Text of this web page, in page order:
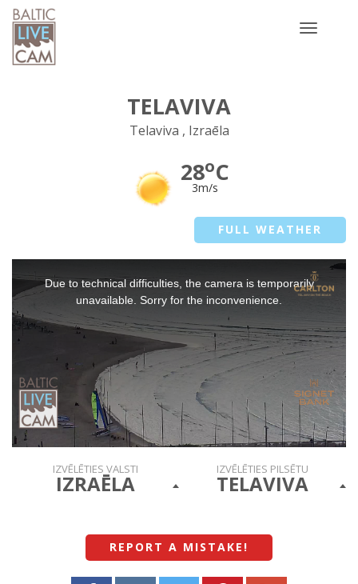
Toggle
TELAVIVA
Telaviva , Izraēla
28oC
3m/s
FULL WEATHER
This
a
modal
window.
Due to technical difficulties, the camera is temporarily
unavailable. Sorry for the inconvenience.
IZVĒLĒTIES VALSTI
IZRAĒLA
IZVĒLĒTIES PILSĒTU
TELAVIVA
REPORT A MISTAKE !